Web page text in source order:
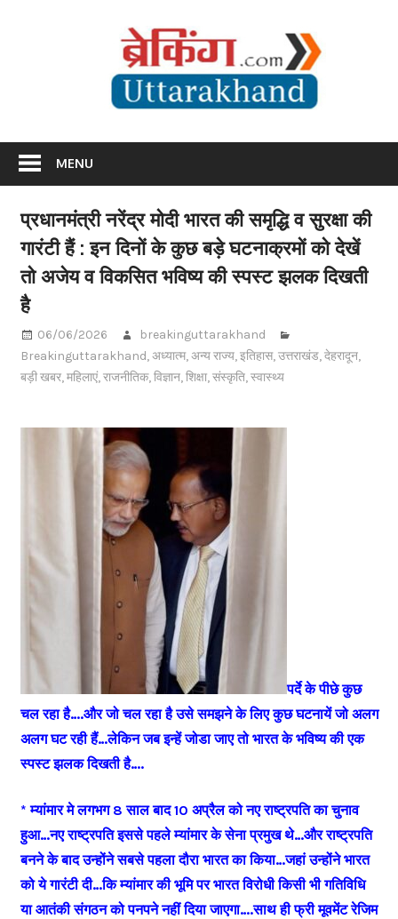
MENU
प्रधानमंत्री नरेंद्र मोदी भारत की समृद्धि व सुरक्षा की
गारंटी हैं : इन दिनों के कुछ बड़े घटनाक्रमों को देखें
तो अजेय व विकसित भविष्य की स्पस्ट झलक दिखती
है
06/06/2026
breakinguttarakhand
Breakinguttarakhand,अध्यात्म,अन्य राज्य,इतिहास,उत्तराखंड,देहरादून,
बड़ी खबर,महिलाएं,राजनीतिक,विज्ञान,शिक्षा,संस्कृति,स्वास्थ्य
पर्दे के पीछे कुछ
चल रहा है….और जो चल रहा है उसे समझने के लिए कुछ घटनायें जो अलग
अलग घट रही हैं…लेकिन जब इन्हें जोडा जाए तो भारत के भविष्य की एक
स्पस्ट झलक दिखती है….
* म्यांमार मे लगभग 8 साल बाद 10 अप्रैल को नए राष्ट्रपति का चुनाव
हुआ…नए राष्ट्रपति इससे पहले म्यांमार के सेना प्रमुख थे…और राष्ट्रपति
बनने के बाद उन्होंने सबसे पहला दौरा भारत का किया…जहां उन्होंने भारत
को ये गारंटी दी…कि म्यांमार की भूमि पर भारत विरोधी किसी भी गतिविधि
या आतंकी संगठन को पनपने नहीं दिया जाएगा….साथ ही फ्री मूवमेंट रेजिम